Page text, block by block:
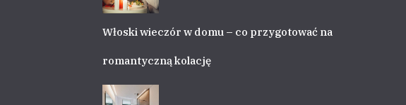
Włoski wieczór w domu – co przygotować na
romantyczną kolację